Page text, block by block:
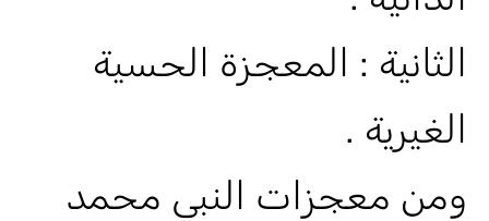
الثانية : المعجزة الحسية
الغيرية .
ومن معجزات النبي محمد